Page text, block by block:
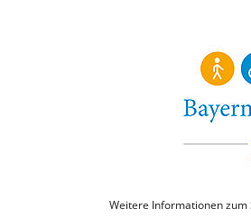
Weitere Informationen